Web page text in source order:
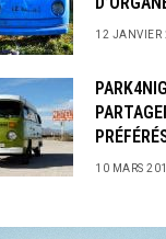
12 JANVIER
10 MARS